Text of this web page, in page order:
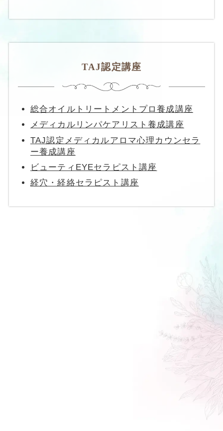
TAJ認定講座
総合オイルトリートメントプロ養成講座
メディカルリンパケアリスト養成講座
TAJ認定メディカルアロマ心理カウンセラ
ー養成講座
ビューティEYEセラピスト講座
経穴・経絡セラピスト講座